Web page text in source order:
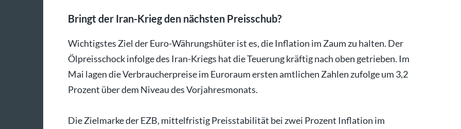
Bringt der Iran-Krieg den nächsten Preisschub?
Wichtigstes Ziel der Euro-Währungshüter ist es, die Inflation im Zaum zu halten. Der
Ölpreisschock infolge des Iran-Kriegs hat die Teuerung kräftig nach oben getrieben. Im
Mai lagen die Verbraucherpreise im Euroraum ersten amtlichen Zahlen zufolge um 3,2
Prozent über dem Niveau des Vorjahresmonats.
Die Zielmarke der EZB, mittelfristig Preisstabilität bei zwei Prozent Inflation im